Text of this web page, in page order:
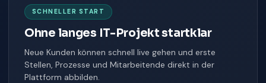
SCHNELLER START
Ohne langes IT-Projekt startklar
Neue Kunden können schnell live gehen und erste
Stellen, Prozesse und Mitarbeitende direkt in der
Plattform abbilden.